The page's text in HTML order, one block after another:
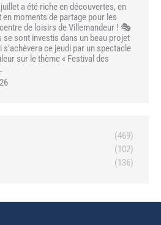
a été riche en découvertes, en
en moments de partage pour les
de loisirs de Villemandeur ! 🎭
se sont investis dans un beau projet
ce jeudi par un spectacle
sur le thème « Festival des
(469)
(102)
(136)